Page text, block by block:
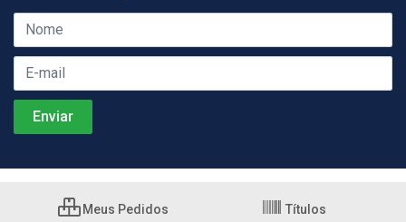
Meus Pedidos Títulos